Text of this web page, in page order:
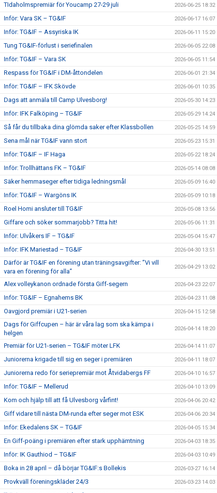
TIdaholmspremiär för Youcamp 27-29 juli 2026-06-25 18:32
Inför: Vara SK – TG&IF 2026-06-17 16:07
Inför: TG&IF – Assyriska IK 2026-06-11 15:20
Tung TG&IF-förlust i seriefinalen 2026-06-05 22:08
Inför: TG&IF – Vara SK 2026-06-05 11:54
Respass för TG&IF i DM-åttondelen 2026-06-01 21:34
Inför: TG&IF – IFK Skövde 2026-06-01 10:35
Dags att anmäla till Camp Ulvesborg! 2026-05-30 14:23
Inför: IFK Falköping – TG&IF 2026-05-29 14:24
Så får du tillbaka dina glömda saker efter Klassbollen 2026-05-25 14:59
Sena mål när TG&IF vann stort 2026-05-23 15:31
Inför: TG&IF – IF Haga 2026-05-22 18:24
Inför: Trollhättans FK – TG&IF 2026-05-14 08:08
Säker hemmaseger efter tidiga ledningsmål 2026-05-09 16:40
Inför: TG&IF – Wargöns IK 2026-05-09 10:18
Roel Homi ansluter till TG&IF 2026-05-08 13:56
Giffare och söker sommarjobb? Titta hit! 2026-05-06 11:31
Inför: Ulvåkers IF – TG&IF 2026-05-04 15:47
Inför: IFK Mariestad – TG&IF 2026-04-30 13:51
Därför är TG&IF en förening utan träningsavgifter: ”Vi vill
vara en förening för alla”
2026-04-29 13:02
Alex volleykanon ordnade första Giff-segern 2026-04-23 22:07
Inför: TG&IF – Egnahems BK 2026-04-23 11:08
Oavgjord premiär i U21-serien 2026-04-15 12:58
Dags för Giffcupen – här är våra lag som ska kämpa i
helgen
2026-04-14 18:20
Premiär för U21-serien – TG&IF möter LFK 2026-04-14 11:07
Juniorerna krigade till sig en seger i premiären 2026-04-11 18:07
Juniorerna redo för seriepremiär mot Åtvidabergs FF 2026-04-10 16:57
Inför: TG&IF – Mellerud 2026-04-10 13:09
Kom och hjälp till att få Ulvesborg vårfint! 2026-04-06 20:42
Giff vidare till nästa DM-runda efter seger mot ESK 2026-04-06 20:34
Inför: Ekedalens SK – TG&IF 2026-04-05 15:34
En Giff-poäng i premiären efter stark upphämtning 2026-04-03 18:35
Inför: IK Gauthiod – TG&IF 2026-04-03 10:49
Boka in 28 april – då börjar TG&IF:s Bollekis 2026-03-27 16:14
Provkväll föreningskläder 24/3 2026-03-23 14:03